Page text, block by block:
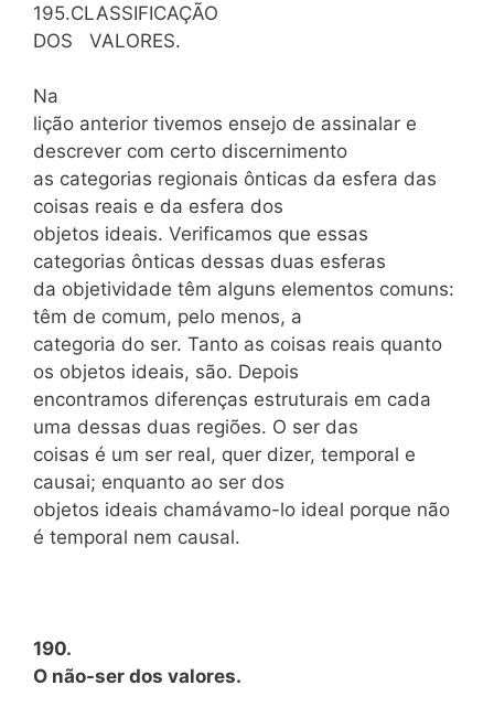
195.CLASSIFICAÇÃO
DOS VALORES.
Na
lição anterior tivemos ensejo de assinalar e
descrever com certo discernimento
as categorias regionais ônticas da esfera das
coisas reais e da esfera dos
objetos ideais. Verificamos que essas
categorias ônticas dessas duas esferas
da objetividade têm alguns elementos comuns:
têm de comum, pelo menos, a
categoria do ser. Tanto as coisas reais quanto
os objetos ideais, são. Depois
encontramos diferenças estruturais em cada
uma dessas duas regiões. O ser das
coisas é um ser real, quer dizer, temporal e
causai; enquanto ao ser dos
objetos ideais chamávamo-lo ideal porque não
é temporal nem causal.
190.
O não-ser dos valores.